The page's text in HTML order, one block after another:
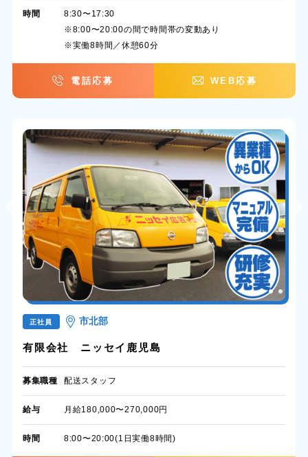
時間
8:30〜17:30
※8:00〜20:00の間で時間帯の変動あり
※実働8時間／休憩60分
電話応募 WEB応募
正社員 市北部
有限会社 ニッセイ鹿児島
募集職種 配送スタッフ
給与 月給180,000〜270,000円
時間 8:00〜20:00(1日実働8時間)